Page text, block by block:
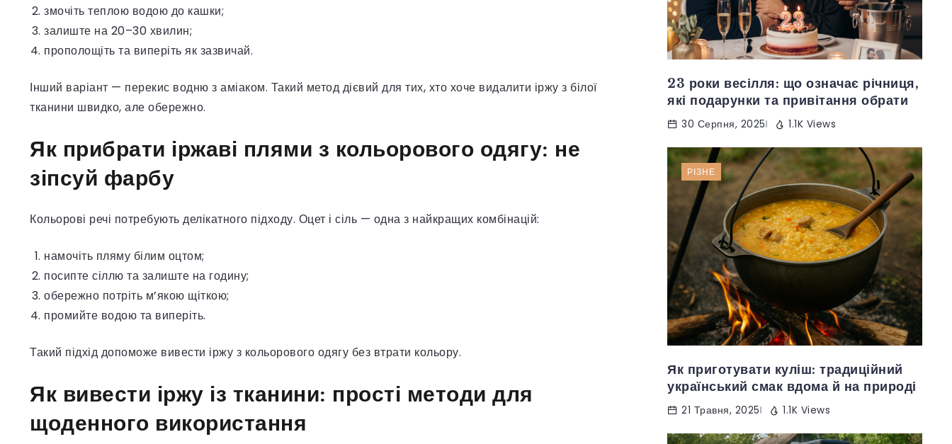
змочіть теплою водою до кашки;
залиште на 20–30 хвилин;
прополощіть та виперіть як зазвичай.
Інший варіант — перекис водню з аміаком. Такий метод дієвий для тих, хто хоче видалити іржу з білої
тканини швидко, але обережно.
Як прибрати іржаві плями з кольорового одягу: не
зіпсуй фарбу
Кольорові речі потребують делікатного підходу. Оцет і сіль — одна з найкращих комбінацій:
намочіть пляму білим оцтом;
посипте сіллю та залиште на годину;
обережно потріть м’якою щіткою;
промийте водою та виперіть.
Такий підхід допоможе вивести іржу з кольорового одягу без втрати кольору.
Як вивести іржу із тканини: прості методи для
щоденного використання
23 роки весілля: що означає річниця,
які подарунки та привітання обрати
30 Серпня, 2025 1.1K Views
РІЗНЕ
Як приготувати куліш: традиційний
український смак вдома й на природі
21 Травня, 2025 1.1K Views